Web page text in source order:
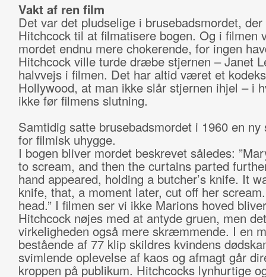
Vakt af ren film
Det var det pludselige i brusebadsmordet, der
Hitchcock til at filmatisere bogen. Og i filmen
mordet endnu mere chokerende, for ingen
Hitchcock ville turde dræbe stjernen – Janet
halvvejs i filmen. Det har altid været et
Hollywood, at man ikke slår stjernen ihjel – i
ikke før filmens slutning.
Samtidig satte brusebadsmordet i 1960 en ny
for filmisk uhygge.
I bogen bliver mordet beskrevet således:
to scream, and then the curtains parted
hand appeared, holding a butcher’s knife. It
knife, that, a moment later, cut off her
head.” I filmen ser vi ikke Marions hoved
Hitchcock nøjes med at antyde gruen, men
virkeligheden også mere skræmmende. I en
bestående af 77 klip skildres kvindens
svimlende oplevelse af kaos og afmagt går
kroppen på publikum. Hitchcocks lynhurtige